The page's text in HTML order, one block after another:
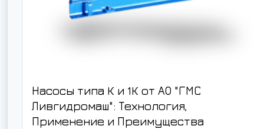
Насосы типа К и 1К от АО "ГМС
Ливгидромаш": Технология,
Применение и Преимущества